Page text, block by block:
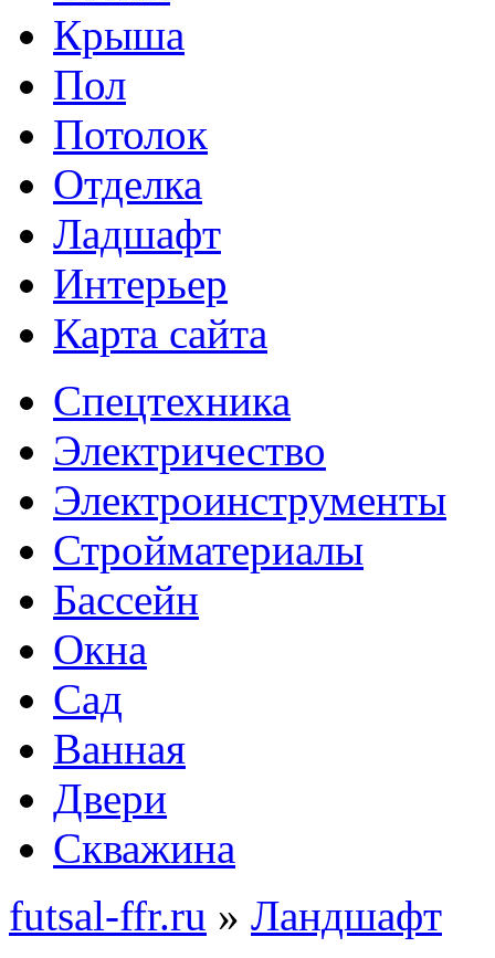
Крыша
Пол
Потолок
Отделка
Ладшафт
Интерьер
Карта сайта
Спецтехника
Электричество
Электроинструменты
Стройматериалы
Бассейн
Окна
Сад
Ванная
Двери
Скважина
futsal-ffr.ru » Ландшафт